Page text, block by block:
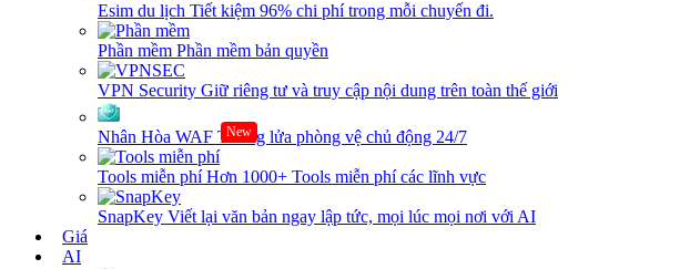
Esim du lịch Tiết kiệm 96% chi phí trong mỗi chuyến đi.
Phần mềm Phần mềm bản quyền
VPN Security Giữ riêng tư và truy cập nội dung trên toàn thế giới
Nhân Hòa WAF New
Tường lửa phòng vệ chủ động 24/7
Tools miễn phíHơn 1000+ Tools miễn phí các lĩnh vực
SnapKey Viết lại văn bản ngay lập tức, mọi lúc mọi nơi với AI
Giá
AI